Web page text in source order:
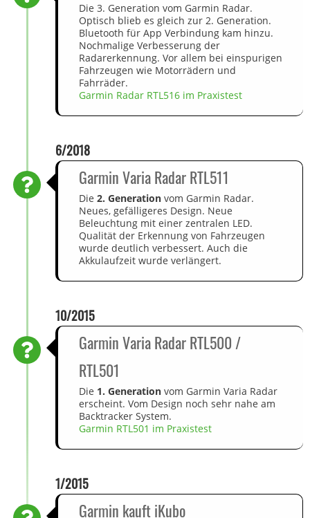
Die 3. Generation vom Garmin Radar.
Optisch blieb es gleich zur 2. Generation.
Bluetooth für App Verbindung kam hinzu.
Nochmalige Verbesserung der
Radarerkennung. Vor allem bei einspurigen
Fahrzeugen wie Motorrädern und
Fahrräder.
Garmin Radar RTL516 im Praxistest
6/2018
Garmin Varia Radar RTL511
Die 2. Generation vom Garmin Radar.
Neues, gefälligeres Design. Neue
Beleuchtung mit einer zentralen LED.
Qualität der Erkennung von Fahrzeugen
wurde deutlich verbessert. Auch die
Akkulaufzeit wurde verlängert.
10/2015
Garmin Varia Radar RTL500 /
RTL501
Die 1. Generation vom Garmin Varia Radar
erscheint. Vom Design noch sehr nahe am
Backtracker System.
Garmin RTL501 im Praxistest
1/2015
Garmin kauft iKubo